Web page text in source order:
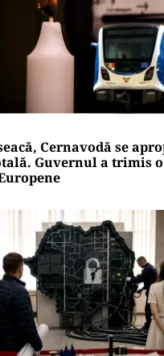
Cernavodă se
Guvernul a trimis